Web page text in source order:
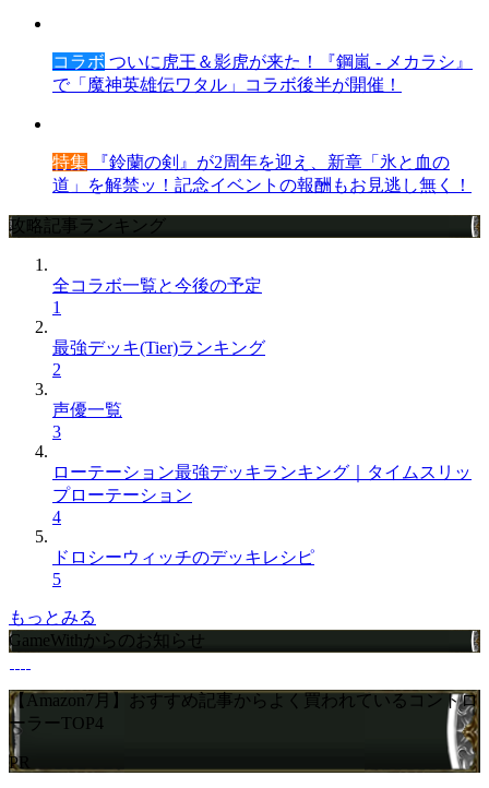
コラボ ついに虎王＆影虎が来た！『鋼嵐 - メカラシ』
で「魔神英雄伝ワタル」コラボ後半が開催！
特集 『鈴蘭の剣』が2周年を迎え、新章「氷と血の
道」を解禁ッ！記念イベントの報酬もお見逃し無く！
攻略記事ランキング
全コラボ一覧と今後の予定
1
最強デッキ(Tier)ランキング
2
声優一覧
3
ローテーション最強デッキランキング｜タイムスリッ
プローテーション
4
ドロシーウィッチのデッキレシピ
5
もっとみる
GameWithからのお知らせ
【Amazon7月】おすすめ記事からよく買われているコントロ
ーラーTOP4
PR